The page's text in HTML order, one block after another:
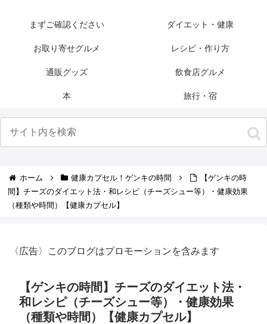
まずご確認ください ダイエット・健康
お取り寄せグルメ レシピ・作り方
通販グッズ 飲食店グルメ
本 旅行・宿
ホーム 健康カプセル！ゲンキの時間
【ゲンキの時
間】チーズのダイエット法・和レシピ（チーズシュー等）・健康効果
（種類や時間）【健康カプセル】
〈広告〉このブログはプロモーションを含みます
【ゲンキの時間】チーズのダイエット法・
和レシピ（チーズシュー等）・健康効果
（種類や時間）【健康カプセル】